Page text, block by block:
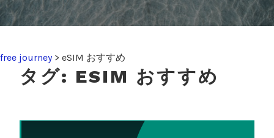
n
t
free journey> eSIM おすすめ
タグ: ESIM おすすめ